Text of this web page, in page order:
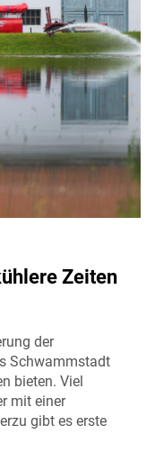
Zeiten
der
Schwammstadt
bieten. Viel
mit einer
gibt es erste